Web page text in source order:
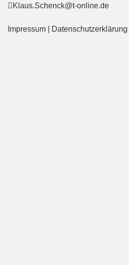
Klaus.Schenck@t-online.de
Impressum Datenschutzerklärung